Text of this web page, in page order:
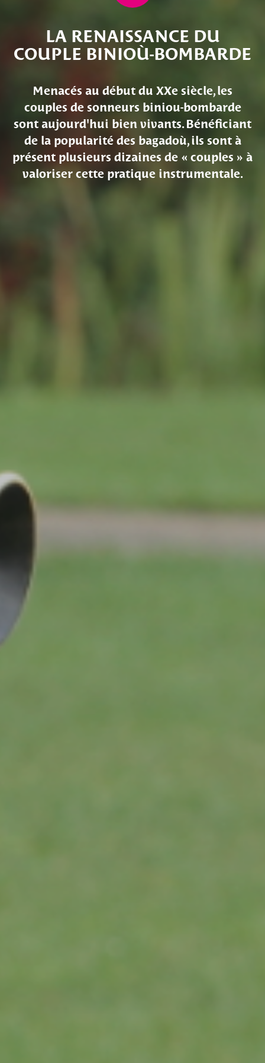
LA RENAISSANCE DU
COUPLE BINIOÙ-BOMBARDE
Menacés au début du XXe siècle, les
couples de sonneurs biniou-bombarde
sont aujourd'hui bien vivants. Bénéficiant
de la popularité des bagadoù, ils sont à
présent plusieurs dizaines de « couples » à
valoriser cette pratique instrumentale.